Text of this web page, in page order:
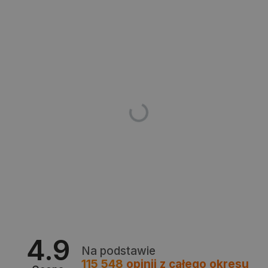
4.9
Na podstawie
115 548 opinii z całego okresu
LaSID
Quality Unit LLC